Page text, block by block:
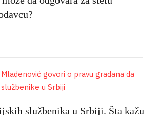
službenika u Srbiji. Šta kažu